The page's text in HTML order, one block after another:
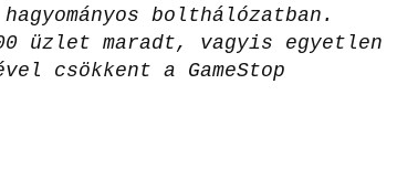
bolthálózatban.
üzlet maradt, vagyis egyetlen
csökkent a GameStop